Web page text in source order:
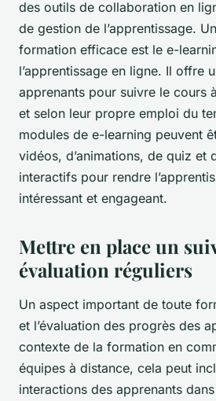
des outils de collaboration en
de gestion de l’apprentissage.
formation efficace est le e-
l’apprentissage en ligne. Il offre
apprenants pour suivre le cours
et selon leur propre emploi du
modules de e-learning peuvent
vidéos, d’animations, de quiz et
interactifs pour rendre
intéressant et engageant.
Mettre en place un
évaluation réguliers
Un aspect important de toute
et l’évaluation des progrès des
contexte de la formation en
équipes à distance, cela peut
interactions des apprenants